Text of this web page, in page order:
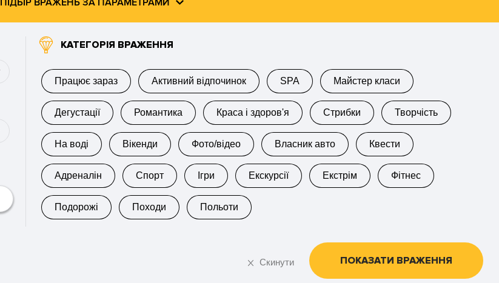
ПІДБІР ВРАЖЕНЬ ЗА ПАРАМЕТРАМИ
КАТЕГОРІЯ ВРАЖЕННЯ
Працює зараз Активний відпочинок SPA Майстер класи
Дегустації Романтика Краса і здоров'я Стрибки Творчість
На воді Вікенди Фото/відео Власник авто Квести
Адреналін Спорт Ігри Екскурсії Екстрім Фітнес
Подорожі Походи Польоти
Скинути ПОКАЗАТИ ВРАЖЕННЯ